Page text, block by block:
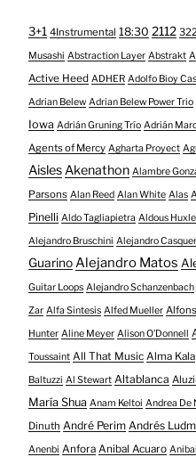
3+1 4Instrumental 18:30 2112
Musashi Abstraction Layer Abstrakt
Active Heed ADHER Adolfo Bioy
Adrian Belew Adrian Belew Power Trio
Iowa Adrián Gruning Trío Adrián
Agents of Mercy Agharta Proyect
AislesAkenathon Alambre
Parsons Alan Reed Alan White Alas
Pinelli Aldo Tagliapietra Aldous
Alejandro Bruschini Alejandro
GuarinoAlejandro Matos
Guitar Loops Alejandro Schanzenbach
Zar Alfa Sintesis Alfed Mueller
Hunter Aline Meyer Alison O​’​Donnell
Toussaint All That Music Alma Kala
Baltuzzi Al Stewart Altablanca
María Shua Anam Keltoi Andrea De
Dinuth André Perim Andrés
Anenbi Anfora Anibal Acuaro